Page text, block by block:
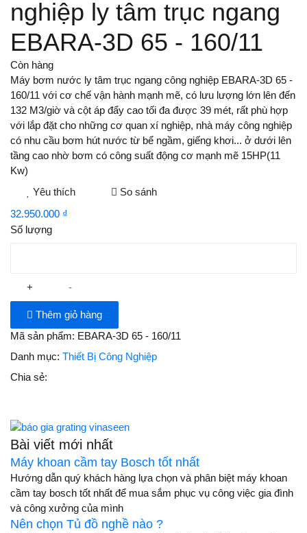
nghiệp ly tâm trục ngang
EBARA-3D 65 - 160/11
Còn hàng
Máy bơm nước ly tâm trục ngang công nghiệp EBARA-3D 65 -
160/11 với cơ chế vận hành mạnh mẽ, có lưu lượng lớn lên đến
132 M3/giờ và cột áp đẩy cao tối đa được 39 mét, rất phù hợp
với lắp đặt cho những cơ quan xí nghiệp, nhà máy công nghiệp
có nhu cầu bơm hút nước từ bể ngầm, giếng khơi... ở dưới lên
tầng cao nhờ bơm có công suất động cơ mạnh mẽ 15HP(11
Kw)
Yêu thích
So sánh
32.950.000 ₫
Số lượng
+ -
Thêm giỏ hàng
Mã sản phẩm: EBARA-3D 65 - 160/11
Danh mục: Thiết Bị Công Nghiệp
Chia sẻ:
Bài viết mới nhất
Máy khoan cầm tay Bosch tốt nhất
Hướng dẫn quý khách hàng lựa chọn và phân biệt máy khoan
cầm tay bosch tốt nhất để mua sắm phục vụ công việc gia đình
và công xưởng của mình
Nên chọn Tủ đồ nghề nào ?